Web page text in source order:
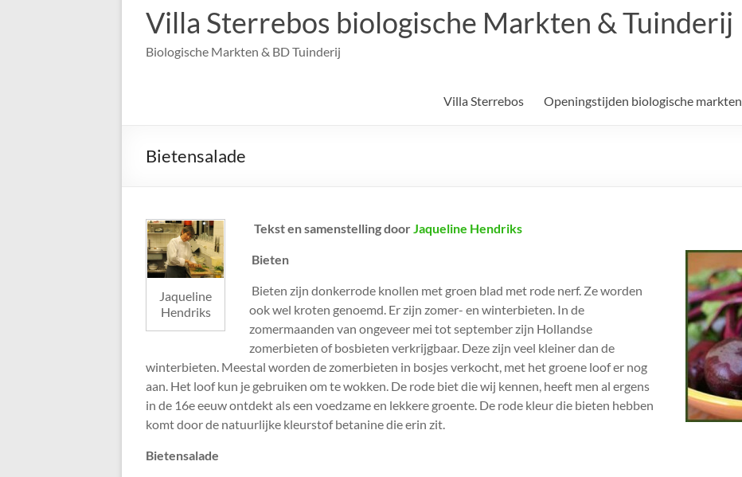
Villa Sterrebos biologische Markten & Tuinderij
Biologische Markten & BD Tuinderij
Villa Sterrebos Openingstijden biologische markten
Bietensalade
Jaqueline
Hendriks
Tekst en samenstelling door Jaqueline Hendriks
Bieten
Bieten zijn donkerrode knollen met groen blad met rode nerf. Ze worden
ook wel kroten genoemd. Er zijn zomer- en winterbieten. In de
zomermaanden van ongeveer mei tot september zijn Hollandse
zomerbieten of bosbieten verkrijgbaar. Deze zijn veel kleiner dan de
winterbieten. Meestal worden de zomerbieten in bosjes verkocht, met het groene loof er nog
aan. Het loof kun je gebruiken om te wokken. De rode biet die wij kennen, heeft men al ergens
in de 16e eeuw ontdekt als een voedzame en lekkere groente. De rode kleur die bieten hebben
komt door de natuurlijke kleurstof betanine die erin zit.
Bietensalade